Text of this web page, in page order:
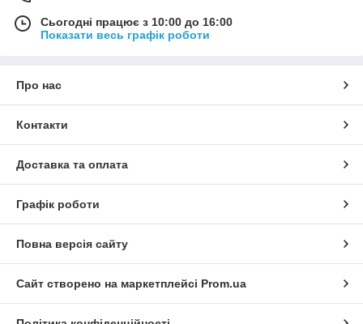
Сьогодні працює з 10:00 до 16:00
Показати весь графік роботи
Про нас
Контакти
Доставка та оплата
Графік роботи
Повна версія сайту
Сайт створено на маркетплейсі Prom.ua